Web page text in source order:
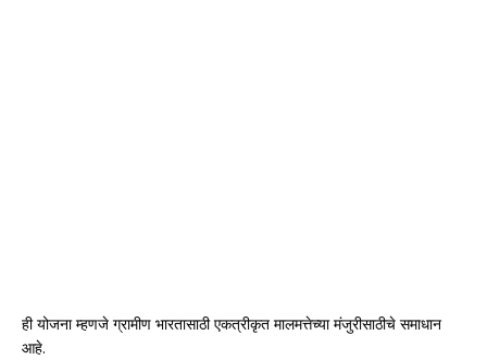
ही योजना म्हणजे ग्रामीण भारतासाठी एकत्रीकृत मालमत्तेच्या मंजुरीसाठीचे समाधान
आहे.